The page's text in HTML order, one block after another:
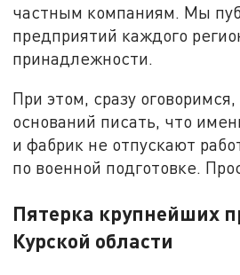
частным компаниям. Мы
предприятий каждого
принадлежности.
При этом, сразу
оснований писать, что
и фабрик не отпускают
по военной подготовке.
Пятерка крупнейших
Курской области